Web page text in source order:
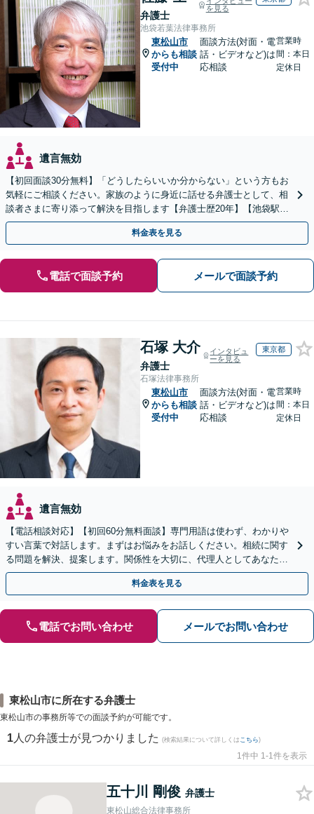
弁護士
を見る
池袋若葉法律事務所
東松山市
からも相談
受付中
面談方法(対面・電
話・ビデオなど)は
応相談
営業時
間：本日
定休日
遺言無効
【初回面談30分無料】「どうしたらいいか分からない」という方もお
気軽にご相談ください。家族のように身近に話せる弁護士として、相
談者さまに寄り添って解決を目指します【弁護士歴20年】【池袋駅5
分】
料金表を見る
電話で面談予約 メールで面談予約
石塚 大介
弁護士
インタビュ
ーを見る
東京都
石塚法律事務所
東松山市
からも相談
受付中
面談方法(対面・電
話・ビデオなど)は
応相談
営業時
間：本日
定休日
遺言無効
【電話相談対応】【初回60分無料面談】専門用語は使わず、わかりや
すい言葉で対話します。まずはお悩みをお話しください。相続に関す
る問題を解決、提案します。関係性を大切に、代理人としてあなたの
利益を守ります【夜間休日対応】【カード利用可】
料金表を見る
電話でお問い合わせ メールでお問い合わせ
東松山市に所在する弁護士
東松山市の事務所等での面談予約が可能です。
1 人の弁護士が見つかりました (検索結果について詳しくは こちら)
1件中 1-1件を表示
五十川 剛俊 弁護士
東松山総合法律事務所